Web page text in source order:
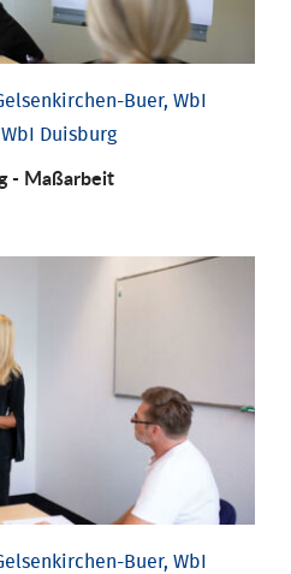
Buer, WbI
Duisburg
- Maßarbeit
Buer, WbI